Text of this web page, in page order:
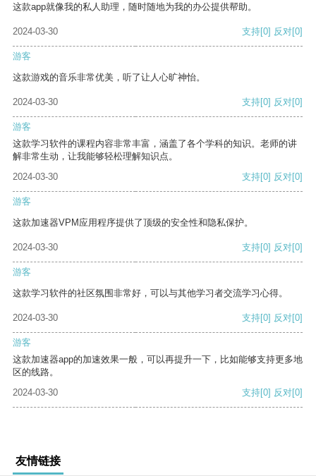
这款app就像我的私人助理，随时随地为我的办公提供帮助。
2024-03-30 支持[0] 反对[0]
游客
这款游戏的音乐非常优美，听了让人心旷神怡。
2024-03-30 支持[0] 反对[0]
游客
这款学习软件的课程内容非常丰富，涵盖了各个学科的知识。老师的讲
解非常生动，让我能够轻松理解知识点。
2024-03-30
支持[0] 反对[0]
游客
这款加速器VPM应用程序提供了顶级的安全性和隐私保护。
2024-03-30 支持[0] 反对[0]
游客
这款学习软件的社区氛围非常好，可以与其他学习者交流学习心得。
2024-03-30 支持[0] 反对[0]
游客
这款加速器app的加速效果一般，可以再提升一下，比如能够支持更多地
区的线路。
2024-03-30
支持[0] 反对[0]
友情链接